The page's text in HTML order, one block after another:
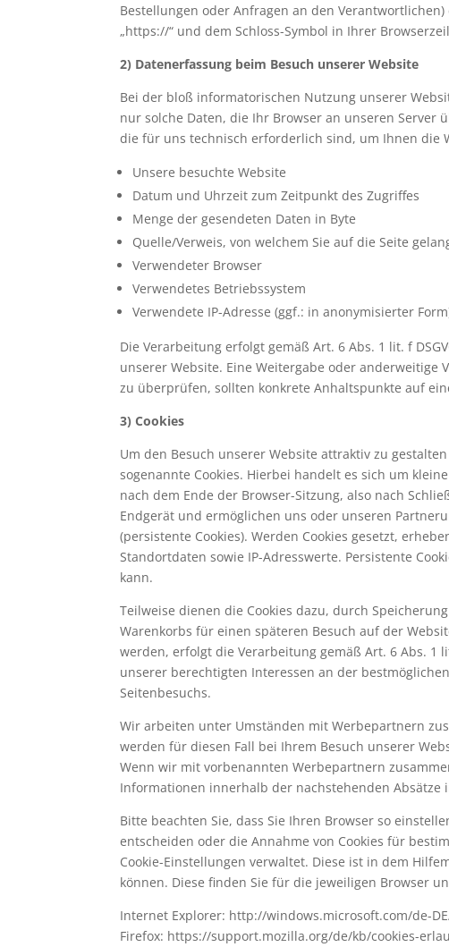
Bestellungen oder Anfragen an den
„https://“ und dem Schloss-Symbol in Ihrer
2) Datenerfassung beim Besuch unserer Website
Bei der bloß informatorischen Nutzung unserer
nur solche Daten, die Ihr Browser an unseren Server
die für uns technisch erforderlich sind, um Ihnen die
Unsere besuchte Website
Datum und Uhrzeit zum Zeitpunkt des Zugriffes
Menge der gesendeten Daten in Byte
Quelle/Verweis, von welchem Sie auf die Seite
Verwendeter Browser
Verwendetes Betriebssystem
Verwendete IP-Adresse (ggf.: in anonymisierter
Die Verarbeitung erfolgt gemäß Art. 6 Abs. 1 lit. f
unserer Website. Eine Weitergabe oder
zu überprüfen, sollten konkrete Anhaltspunkte auf
3) Cookies
Um den Besuch unserer Website attraktiv zu
sogenannte Cookies. Hierbei handelt es sich um
nach dem Ende der Browser-Sitzung, also nach
Endgerät und ermöglichen uns oder unseren
(persistente Cookies). Werden Cookies gesetzt,
Standortdaten sowie IP-Adresswerte. Persistente
kann.
Teilweise dienen die Cookies dazu, durch
Warenkorbs für einen späteren Besuch auf der
werden, erfolgt die Verarbeitung gemäß Art. 6 Abs. 1
unserer berechtigten Interessen an der
Seitenbesuchs.
Wir arbeiten unter Umständen mit Werbepartnern
werden für diesen Fall bei Ihrem Besuch unserer
Wenn wir mit vorbenannten Werbepartnern
Informationen innerhalb der nachstehenden
Bitte beachten Sie, dass Sie Ihren Browser so
entscheiden oder die Annahme von Cookies für
Cookie-Einstellungen verwaltet. Diese ist in dem
können. Diese finden Sie für die jeweiligen Browser
Internet Explorer: http://windows.microsoft.com/de-
Firefox: https://support.mozilla.org/de/kb/cookies-